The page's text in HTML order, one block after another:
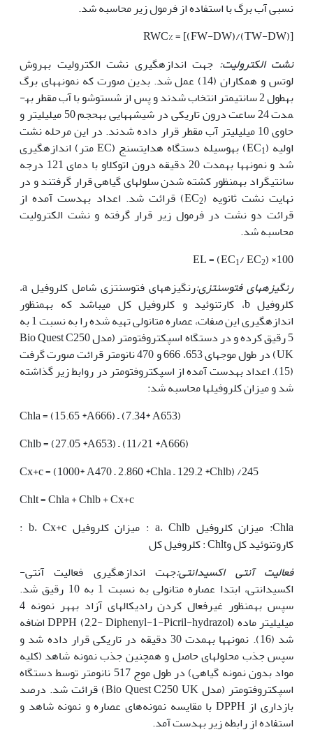
نسبی آب برگ با استفاده از فرمول زیر محاسبه شد.
RWC% = [(FW-DW)/(TW-DW)]
نشت الکترولیت: جهت اندازه‏گیری نشت الکترولیت به‏روش
لوتس و همکاران (14) عمل شد. بدین صورت‏ که نمونه‏های برگ
به‏طول 2 سانتی‏متر انتخاب شدند و پس از شست‏وشو با آب مقطر به­
مدت 24 ساعت درون تاریکی در شیشه‏هایی به‏حجم 50 میلی‏لیتر و
حاوی 10 میلی‏لیتر آب مقطر قرار داده شدند. در این مرحله نشت
اولیه (EC1
) به‏وسیله دستگاه هدایت­سنج (EC متر) اندازه‏گیری
شد و نمونه­ها به­مدت 20 دقیقه درون اتوکلاو با دمای 121 درجه
سانتی‏گراد به­منظور کشته شدن سلول‏های گیاهی قرار گرفتند و در
نهایت نشت ثانویه (EC2
) قرائت شد. اعداد به‏دست آمده از
قرائت دو نشت در فرمول زیر قرار گرفته و نشت الکترولیت
محاسبه شد.
EL = (EC1/ EC2) ×100
رنگیزه‏های فتوسنتزی:
رنگیزه‏های فتوسنتزی شامل کلروفیل a،
کلروفیل b، کارتنوئید و کلروفیل کل می‏باشد که به‏منظور
اندازه‏گیری این صفات، عصاره متانولی تهیه شده را به نسبت 1 به
5 رقیق کرده و در دستگاه اسپکتروفتومتر (مدل Bio Quest C250
UK) در طول موج‏های 653، 666 و 470 نانومتر قرائت صورت گرفت
(15). اعداد به‏دست آمده از اسپکتروفتومتر در روابط زیر گذاشته
شد و میزان کلروفیل­ها محاسبه شد:
Chla = (15.65 *A666) – (7.34* A653)
Chlb = (27.05 *A653) – (11/21 *A666)
Cx+c = (1000* A470 – 2.860 *Chla – 129.2 *Chlb) /245
Chlt = Chla + Chlb + Cx+c
Chla: میزان کلروفیل a، Chlb : میزان کلروفیل b، Cx+c :
کاروتنوئید کل وChlt : کلروفیل کل
فعالیت آنتی‌ اکسیدانتی:جهت اندازه‏گیری فعالیت آنتی­
اکسیدانتی، ابتدا عصاره متانولی به نسبت 1 به 10 رقیق شد.
سپس به­منظور غیرفعال کردن رادیکال‏های آزاد به‏هر نمونه 4
میلی‏لیتر ماده DPPH (2,2- Diphenyl-1-Picril-hydrazol) اضافه
شد (16). نمونه‏ها به­مدت 30 دقیقه در تاریکی قرار داده شد و
سپس جذب محلول‏های حاصل و هم‏چنین جذب نمونه شاهد (کلیه
مواد بدون نمونه گیاهی) در طول موج 517 نانومتر توسط دستگاه
اسپکتروفتومتر (مدل Bio Quest C250 UK) قرائت شد. درصد
بازداری از DPPH با مقایسه نمونه‌های عصاره و نمونه شاهد و
استفاده از رابطه زیر به­دست آمد.